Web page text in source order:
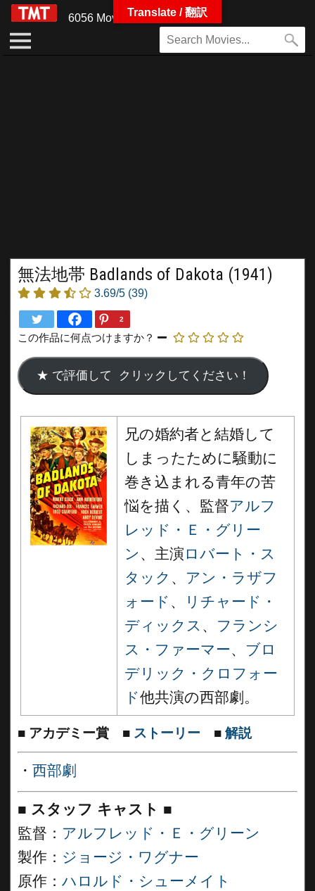
6056 Movies
無法地帯 Badlands of Dakota (1941)
3.69/5 (39)
2
この作品に何点つけますか？
兄の婚約者と結婚して
しまったために騒動に
巻き込まれる青年の苦
悩を描く、監督アルフ
レッド・Ｅ・グリー
ン 、主演 ロバート・ス
タック 、 アン・ラザフ
ォード 、
リチャード・
ディックス 、 フランシ
ス・ファーマー、 ブロ
デリック・クロフォー
ド他共演の西部劇。
■ アカデミー賞 ■ ストーリー ■ 解説
・ 西部劇
■ スタッフ キャスト ■
監督： アルフレッド・Ｅ・グリーン
製作： ジョージ・ワグナー
原作： ハロルド・シューメイト
Translate / 翻訳